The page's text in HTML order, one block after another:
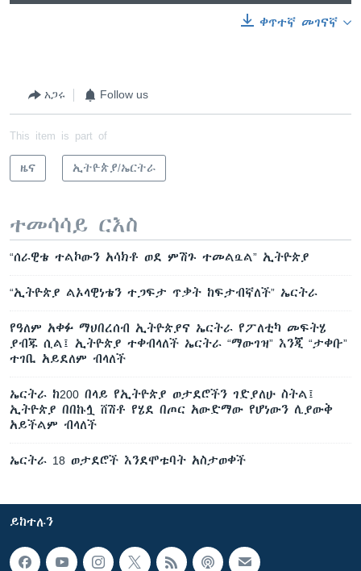
ቀጥተኛ መገናኛ
አጋሩ Follow us
This item is part of
ዜና ኢትዮጵያ/ኤርትራ
ተመሳሳይ ርእስ
“ሰራዊቴ ተልኮውን አሳክቶ ወደ ምሽጉ ተመልሷል” ኢትዮጵያ
“ኢትዮጵያ ልኦላዊነቴን ተጋፍታ ጥቃት ከፍታብኛለች” ኤርትራ
የዓለም አቀፉ ማህበረሰብ ኢትዮጵያና ኤርትራ የፖለቲካ መፍትሄ
ያብጁ ሲል፤ ኢትዮጵያ ተቀብላለች ኤርትራ “ማውገዝ” እንጂ “ታቀቡ”
ተገቢ አይደለም ብላለች
ኤርትራ ከ200 በላይ የኢትዮጵያ ወታደሮችን ገድያለሁ ስትል፤
ኢትዮጵያ በበኩሏ ሸሽቶ የሄደ በጦር አውድማው የሆነውን ሊያውቅ
አይችልም ብላለች
ኤርትራ 18 ወታደሮች እንደሞቱባት አስታወቀች
ይከተሉን